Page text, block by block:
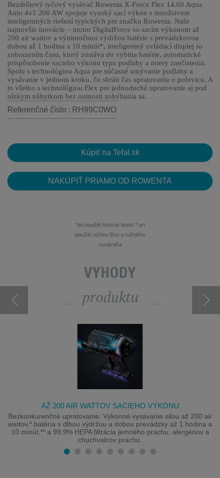
Bezdrôtový tyčový vysávač Rowenta X-Force Flex 14.60 Aqua
Auto 4v1 200 AW spojuje vysoký sací výkon s množstvom
inteligentných riešení typických pre značku Rowenta. Naše
najnovšie inovácie – motor DigitalForce so sacím výkonom až
200 air wattov a výnimočnou výdržou batérie s prevádzkovou
dobou až 1 hodina a 10 minút*, inteligentný ovládací displej so
zobrazením času, ktorý zostáva do vybitia batérie, automatické
prispôsobenie sacieho výkonu typu podlahy a miery znečistenia.
Spolu s technológiou Aqua pre súčasné umývanie podlahy a
vysávanie v jednom kroku, čo skráti čas upratovania o polovicu. A
to všetko s technológiou Flex pre jednoduché upratovanie aj pod
nízkym nábytkom bez nutnosti zohýbania sa.
Referenčné číslo : RH99C0WO
Kúpiť na Tefal.sk
NAKÚPIŤ PRIAMO OD ROWENTA
*pri použití funkcie boost * pri
použití režimu Eco u ručného
vysávača
VÝHODY
produktu
AŽ 200 AIR WATTOV SACIEHO VÝKONU
Bezkonkurenčné upratovanie: Výkonné vysávanie silou až 200 air
wattov,* batéria s dlhou výdržou a dobou prevádzky až 1 hodina a
10 minút,** a 99,9% HEPA filtrácia jemného prachu, alergénov a
chuchvalcov prachu.